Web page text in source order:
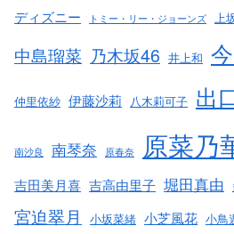
ディズニー トミー・リー・ジョーンズ 上
中島瑠菜 乃木坂46 井上和
仲里依紗 伊藤沙莉 八木莉可子 出
南沙良 南琴奈 原春奈 原菜乃
吉田美月喜 吉高由里子 堀田真由
宮迫翠月 小坂菜緒 小芝風花 小鳥